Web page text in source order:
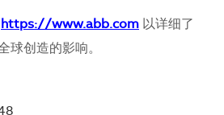
https://www.abb.com 以详细了
球创造的影响。